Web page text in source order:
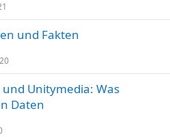
und Fakten
und Unitymedia: Was
Daten